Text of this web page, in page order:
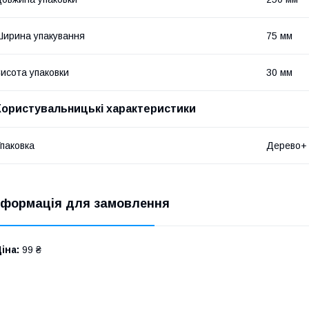
упакування 75 мм
упаковки 30 мм
характеристики
для замовлення
99 ₴